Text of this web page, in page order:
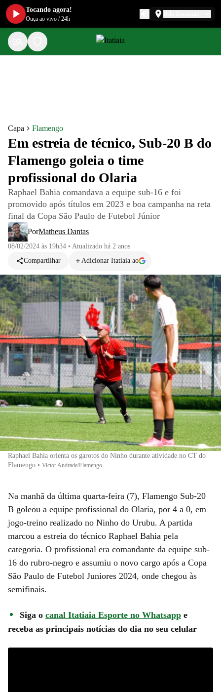
Capa Flamengo
Em estreia de técnico, Sub-20 B do
Flamengo goleia o time
profissional do Olaria
Raphael Bahia comandava a equipe sub-16 e foi
promovido após títulos em 2023 e boa campanha na reta
final da Copa São Paulo de Futebol Júnior
PorMatheus Dantas
08/02/2024 às 19h34 • Atualizado há 2 anos
Compartilhar
Adicionar Itatiaia ao
Raphael Bahia orienta os garotos do Ninho durante atividade no CT do
Flamengo • Victor Andrade/Flamengo
Na manhã da última quarta-feira (7), Flamengo Sub-20
B goleou a equipe profissional do Olaria, por 4 a 0, em
jogo-treino realizado no Ninho do Urubu. A partida
marcou a estreia do técnico Raphael Bahia pela
categoria. O profissional era comandante da equipe sub-
16 do rubro-negro e assumiu o novo cargo após a Copa
São Paulo de Futebol Juniores 2024, onde chegou às
semifinais.
Siga o canal Itatiaia Esporte no Whatsapp e
receba as principais notícias do dia no seu celular
Tocando agora!
Ouça ao vivo /24h